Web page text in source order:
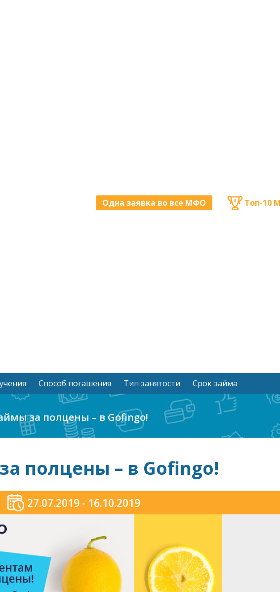
Одна заявка во все МФО Топ-10
Способ погашения Тип занятости Срок займа
за полцены – в Gofingo!
полцены – в Gofingo!
27.07.2019 - 16.10.2019